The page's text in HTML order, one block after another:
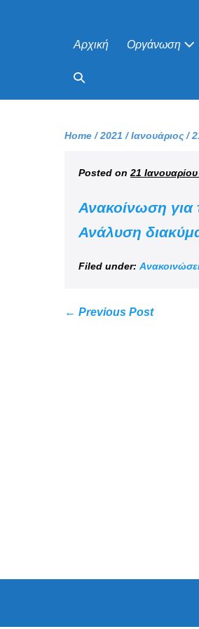
Αρχική Οργάνωση
Home /2021 /Ιανουάριος /
Posted on 21
Ανακοίνωση για
Ανάλυση
Filed under:
← Previous Post